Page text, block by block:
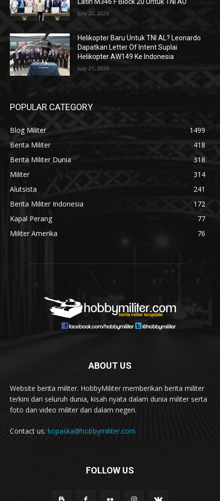
Latih M346 F Block 20 Untuk TNI AU
July 22, 2026
Helikopter Baru Untuk TNI AL? Leonardo
Dapatkan Letter Of Intent Suplai
Helikopter AW149 Ke Indonesia
July 21, 2026
POPULAR CATEGORY
Blog Militer
1499
Berita Militer
418
Berita Militer Dunia
318
Militer
314
Alutsista
241
Berita Militer Indonesia
172
Kapal Perang
77
Militer Amerika
76
ABOUT US
Website berita militer. HobbyMiliter memberikan berita militer
terkini dari seluruh dunia, kisah nyata dalam dunia militer serta
foto dan video militer dari dalam negeri.
Contact us: kopaska@hobbymiliter.com
FOLLOW US